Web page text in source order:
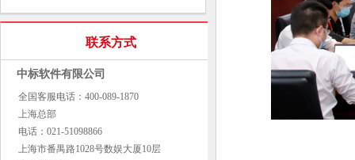
联系方式
中标软件有限公司
全国客服电话：400-089-1870
上海总部
电话：021-51098866
上海市番禺路1028号数娱大厦10层